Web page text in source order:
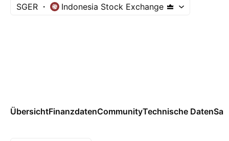
SGER Indonesia Stock Exchange
ÜbersichtFinanzdatenCommunityTechnische Daten